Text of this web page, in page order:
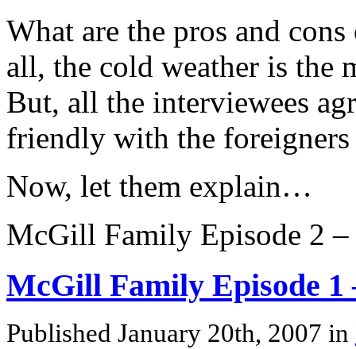
What are the pros and
all, the cold weather is
But, all the interviewees
friendly with the foreigners
Now, let them explain…
McGill Family Episode 2 –
McGill Family Episode 1
Published January 20th, 2007 in